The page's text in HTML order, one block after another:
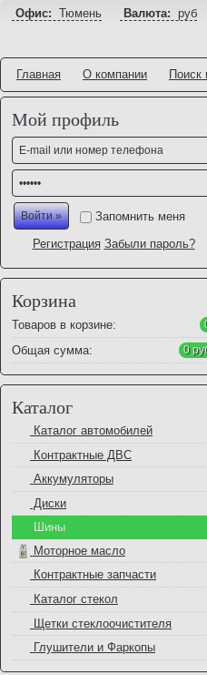
Офис: Тюмень Валюта: руб
Главная О компании Поиск
Мой профиль
Запомнить меня
Регистрация Забыли пароль?
Корзина
Товаров в корзине:
Общая сумма: 0
Каталог
Каталог автомобилей
Контрактные ДВС
Аккумуляторы
Диски
Шины
Моторное масло
Контрактные запчасти
Каталог стекол
Щетки стеклоочистителя
Глушители и Фаркопы